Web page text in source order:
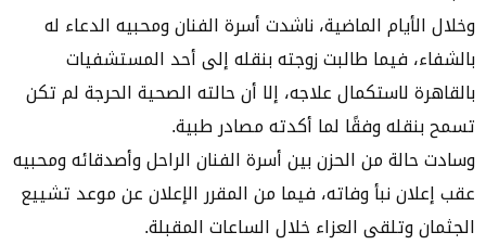
وخلال الأيام الماضية، ناشدت أسرة الفنان ومحبيه الدعاء له
بالشفاء، فيما طالبت زوجته بنقله إلى أحد المستشفيات
بالقاهرة لاستكمال علاجه، إلا أن حالته الصحية الحرجة لم تكن
تسمح بنقله وفقًا لما أكدته مصادر طبية.
وسادت حالة من الحزن بين أسرة الفنان الراحل وأصدقائه ومحبيه
عقب إعلان نبأ وفاته، فيما من المقرر الإعلان عن موعد تشييع
الجثمان وتلقى العزاء خلال الساعات المقبلة.